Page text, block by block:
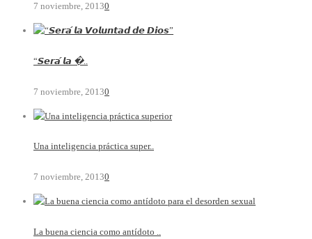
7 noviembre, 20130
“𝙎𝙚𝙧𝙖́ 𝙡𝙖 �..
7 noviembre, 20130
Una inteligencia práctica super..
7 noviembre, 20130
La buena ciencia como antídoto ..